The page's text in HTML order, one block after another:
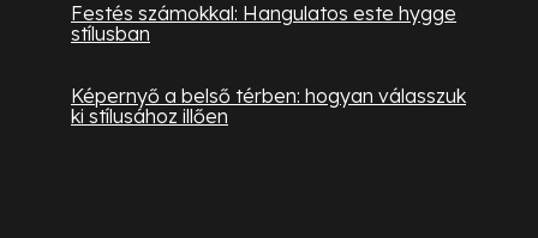
Festés számokkal: Hangulatos este hygge
stílusban
Képernyő a belső térben: hogyan válasszuk
ki stílusához illően